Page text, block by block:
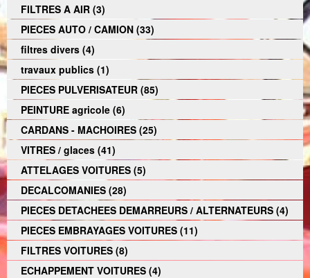
FILTRES A AIR (3)
PIECES AUTO / CAMION (33)
filtres divers (4)
travaux publics (1)
PIECES PULVERISATEUR (85)
PEINTURE agricole (6)
CARDANS - MACHOIRES (25)
VITRES / glaces (41)
ATTELAGES VOITURES (5)
DECALCOMANIES (28)
PIECES DETACHEES DEMARREURS / ALTERNATEURS (4)
PIECES EMBRAYAGES VOITURES (11)
FILTRES VOITURES (8)
ECHAPPEMENT VOITURES (4)